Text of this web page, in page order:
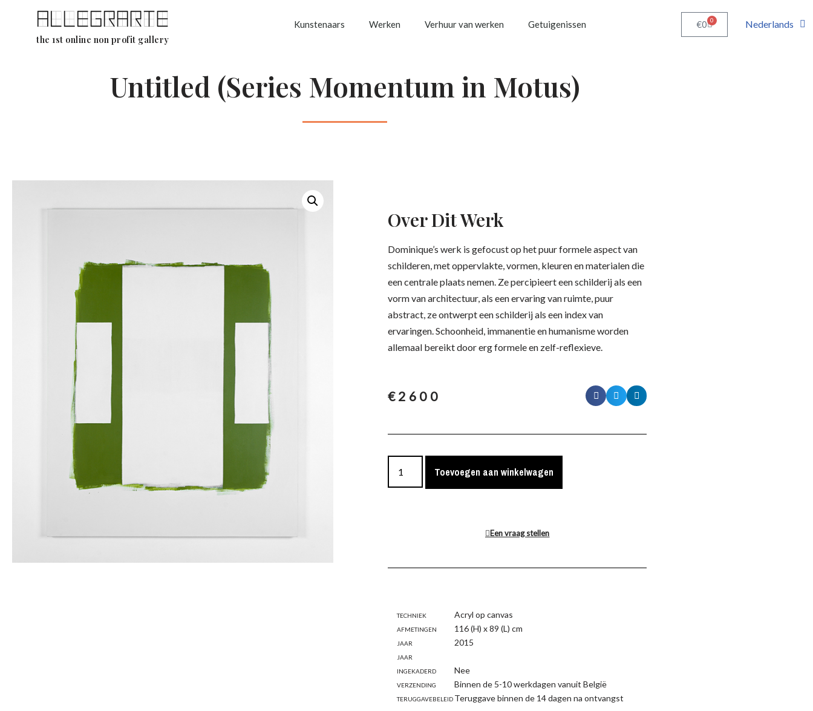
the 1st online non profit gallery
Kunstenaars Werken Verhuur van werken Getuigenissen €0 0 Nederlands
Untitled (Series Momentum in Motus)
Over Dit Werk
Dominique’s werk is gefocust op het puur formele aspect van
schilderen, met oppervlakte, vormen, kleuren en materialen die
een centrale plaats nemen. Ze percipieert een schilderij als een
vorm van architectuur, als een ervaring van ruimte, puur
abstract, ze ontwerpt een schilderij als een index van
ervaringen. Schoonheid, immanentie en humanisme worden
allemaal bereikt door erg formele en zelf-reflexieve.
€ 2600
Toevoegen aan winkelwagen
Een vraag stellen
Techniek
Acryl op canvas
Afmetingen
116 (H) x 89 (L) cm
Jaar
2015
Jaar
Ingekaderd
Nee
Verzending
Binnen de 5-10 werkdagen vanuit België
TeruggavebeleidTeruggave binnen de 14 dagen na ontvangst